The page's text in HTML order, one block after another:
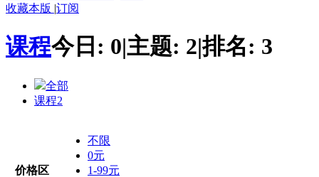
收藏本版 |订阅
课程今日: 0|主题: 2|排名: 3
全部
课程2
价格区
不限
0元
1-99元